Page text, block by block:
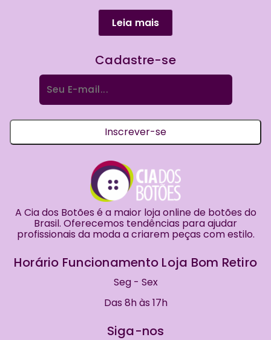
Leia mais
Cadastre-se
Inscrever-se
A Cia dos Botões é a maior loja online de botões do
Brasil. Oferecemos tendências para ajudar
profissionais da moda a criarem peças com estilo.
Horário Funcionamento Loja Bom Retiro
Seg - Sex
Das 8h às 17h
Siga-nos